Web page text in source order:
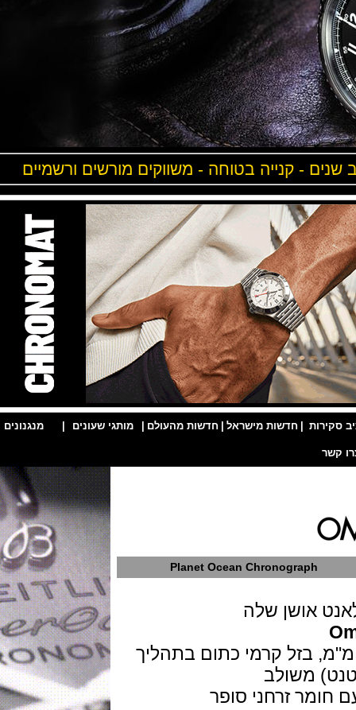
- קנייה בטוחה - משווקים מורשים ורשמיים
| חדשות מישראל | חדשות מהעולם | מותגי שעונים | מנגנונים |
Planet Ocean Chronograph
אושן שלה
אל חלד בקוטר 45 מ"מ, בזל קרמי כתום בתהליך
זרחני סופר